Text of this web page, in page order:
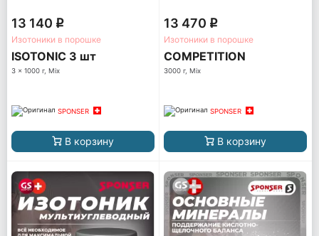
13 140 q
Изотоники в порошке
ISOTONIC 3 шт
3 x 1000 г, Mix
SPONSER
В корзину
13 470 q
Изотоники в порошке
COMPETITION
3000 г, Mix
SPONSER
В корзину